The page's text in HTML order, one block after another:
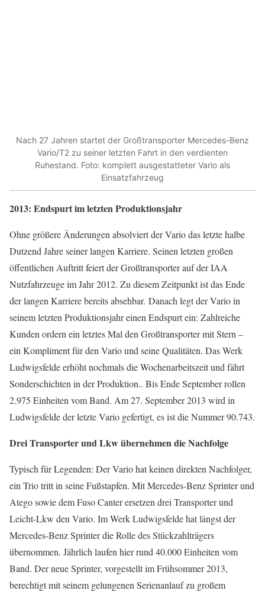
Nach 27 Jahren startet der Großtransporter Mercedes-Benz
Vario/T2 zu seiner letzten Fahrt in den verdienten
Ruhestand. Foto: komplett ausgestatteter Vario als
Einsatzfahrzeug
2013: Endspurt im letzten Produktionsjahr
Ohne größere Änderungen absolviert der Vario das letzte halbe
Dutzend Jahre seiner langen Karriere. Seinen letzten großen
öffentlichen Auftritt feiert der Großtransporter auf der IAA
Nutzfahrzeuge im Jahr 2012. Zu diesem Zeitpunkt ist das Ende
der langen Karriere bereits absehbar. Danach legt der Vario in
seinem letzten Produktionsjahr einen Endspurt ein: Zahlreiche
Kunden ordern ein letztes Mal den Großtransporter mit Stern –
ein Kompliment für den Vario und seine Qualitäten. Das Werk
Ludwigsfelde erhöht nochmals die Wochenarbeitszeit und fährt
Sonderschichten in der Produktion.. Bis Ende September rollen
2.975 Einheiten vom Band. Am 27. September 2013 wird in
Ludwigsfelde der letzte Vario gefertigt, es ist die Nummer 90.743.
Drei Transporter und Lkw übernehmen die Nachfolge
Typisch für Legenden: Der Vario hat keinen direkten Nachfolger,
ein Trio tritt in seine Fußstapfen. Mit Mercedes-Benz Sprinter und
Atego sowie dem Fuso Canter ersetzen drei Transporter und
Leicht-Lkw den Vario. Im Werk Ludwigsfelde hat längst der
Mercedes-Benz Sprinter die Rolle des Stückzahlträgers
übernommen. Jährlich laufen hier rund 40.000 Einheiten vom
Band. Der neue Sprinter, vorgestellt im Frühsommer 2013,
berechtigt mit seinem gelungenen Serienanlauf zu großem